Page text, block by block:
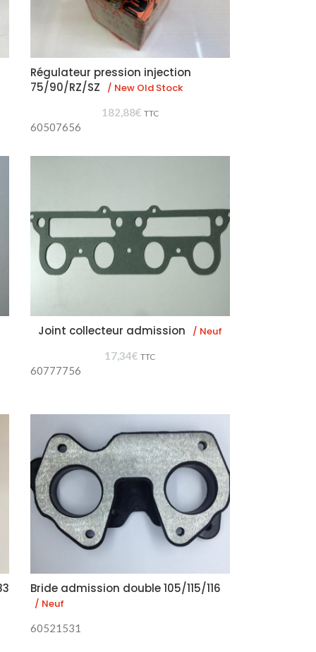
Régulateur pression injection
75/90/RZ/SZ
/ New Old Stock
182,88€ TTC
60507656
Joint collecteur admission / Neuf
17,34€ TTC
60777756
Bride admission double 105/115/116
/ Neuf
60521531